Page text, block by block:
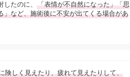
たのに、
「表情が不自然になった」「思
など、施術後に不安が出てくる場合があ
険しく見えたり、疲れて見えたりして、